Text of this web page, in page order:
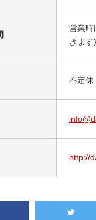
営業時
きます)
不定休
http://